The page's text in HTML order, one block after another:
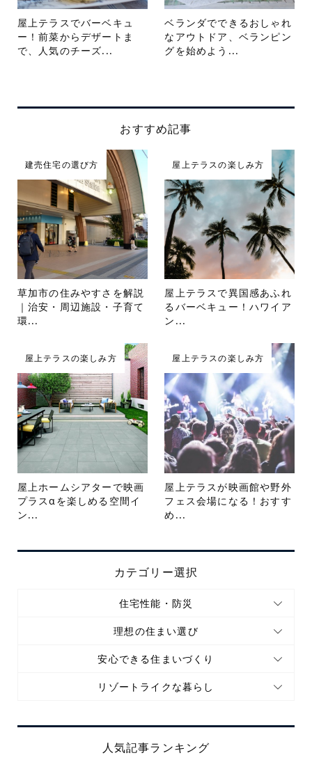
屋上テラスでバーベキュ
ー！前菜からデザートま
で、人気のチーズ...
ベランダでできるおしゃれ
なアウトドア、ベランピン
グを始めよう...
おすすめ記事
建売住宅の選び方
草加市の住みやすさを解説
｜治安・周辺施設・子育て
環...
屋上テラスの楽しみ方
屋上テラスで異国感あふれ
るバーベキュー！ハワイア
ン...
屋上テラスの楽しみ方
屋上ホームシアターで映画
プラスαを楽しめる空間イ
ン...
屋上テラスの楽しみ方
屋上テラスが映画館や野外
フェス会場になる！おすす
め...
カテゴリー選択
住宅性能・防災
理想の住まい選び
安心できる住まいづくり
リゾートライクな暮らし
人気記事ランキング